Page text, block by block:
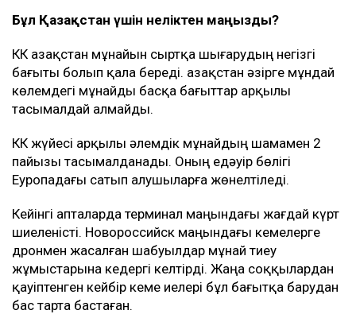
Бұл Қазақстан үшін неліктен маңызды?
КҚК Қазақстан мұнайын сыртқа шығарудың негізгі
бағыты болып қала береді. Қазақстан әзірге мұндай
көлемдегі мұнайды басқа бағыттар арқылы
тасымалдай алмайды.
КҚК жүйесі арқылы әлемдік мұнайдың шамамен 2
пайызы тасымалданады. Оның едәуір бөлігі
Еуропадағы сатып алушыларға жөнелтіледі.
Кейінгі апталарда терминал маңындағы жағдай күрт
шиеленісті. Новороссийск маңындағы кемелерге
дронмен жасалған шабуылдар мұнай тиеу
жұмыстарына кедергі келтірді. Жаңа соққылардан
қауіптенген кейбір кеме иелері бұл бағытқа барудан
бас тарта бастаған.